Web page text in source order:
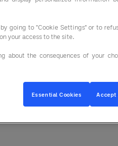
unddie 5 besten
im Fokus?
Aspekte
going to "Cookie Settings" or to
your access to the site.
about the consequences of your
Essential Cookies Accept